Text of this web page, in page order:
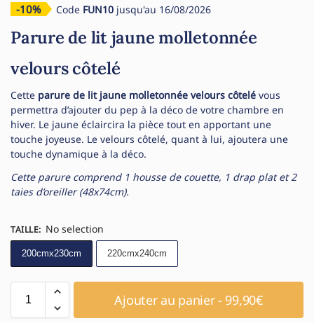
-10% Code FUN10 jusqu'au 16/08/2026
Parure de lit jaune molletonnée
velours côtelé
Cette parure de lit jaune molletonnée velours côtelé vous
permettra d’ajouter du pep à la déco de votre chambre en
hiver. Le jaune éclaircira la pièce tout en apportant une
touche joyeuse. Le velours côtelé, quant à lui, ajoutera une
touche dynamique à la déco.
Cette parure comprend 1 housse de couette, 1 drap plat et 2
taies d’oreiller (48x74cm).
TAILLE: No selection
200cmx230cm 220cmx240cm
Ajouter au panier - 99,90€